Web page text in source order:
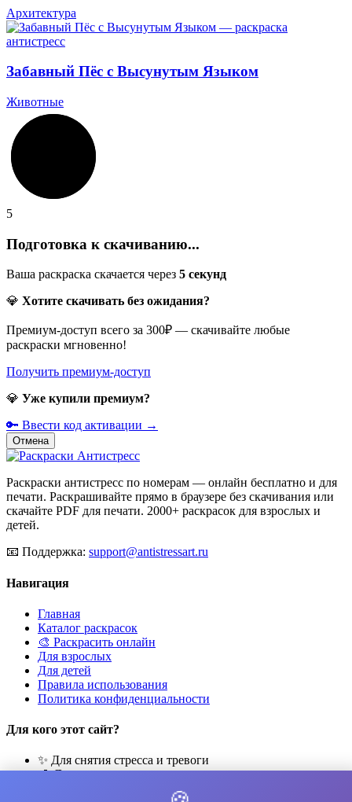
Архитектура
Забавный Пёс с Высунутым Языком
Животные
5
Подготовка к скачиванию...
Ваша раскраска скачается через 5 секунд
💎 Хотите скачивать без ожидания?
Премиум-доступ всего за 300₽ — скачивайте любые
раскраски мгновенно!
Получить премиум-доступ
💎 Уже купили премиум?
🔑 Ввести код активации →
Отмена
Раскраски антистресс по номерам — онлайн бесплатно и для
печати. Раскрашивайте прямо в браузере без скачивания или
скачайте PDF для печати. 2000+ раскрасок для взрослых и
детей.
📧 Поддержка: support@antistressart.ru
Навигация
Главная
Каталог раскрасок
🎨 Раскрасить онлайн
Для взрослых
Для детей
Правила использования
Политика конфиденциальности
Для кого этот сайт?
✨ Для снятия стресса и тревоги
🎨 Для развития креативности
🧘 Для медитации и расслабления